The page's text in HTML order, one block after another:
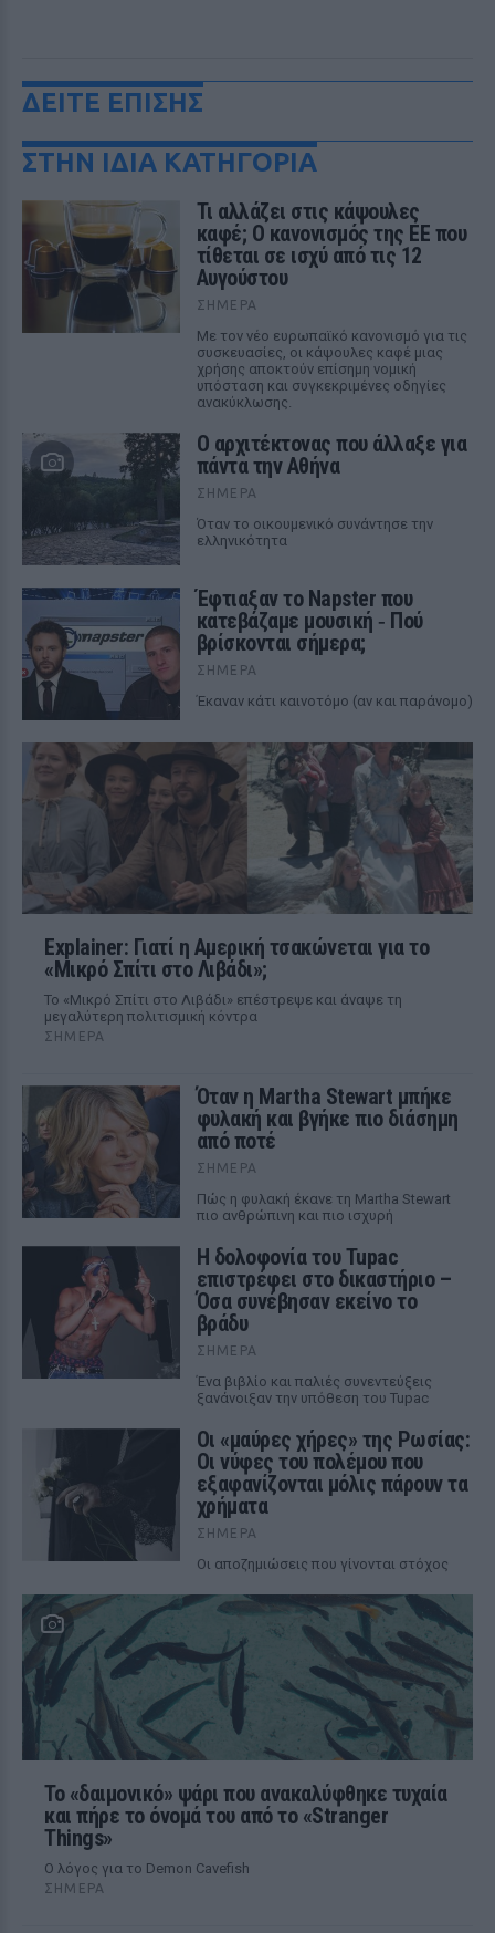
ΔΕΙΤΕ ΕΠΙΣΗΣ
ΣΤΗΝ ΙΔΙΑ ΚΑΤΗΓΟΡΙΑ
Τι αλλάζει στις κάψουλες
καφέ; Ο κανονισμός της ΕΕ που
τίθεται σε ισχύ από τις 12
Αυγούστου
ΣΉΜΕΡΑ
Με τον νέο ευρωπαϊκό κανονισμό για τις
συσκευασίες, οι κάψουλες καφέ μιας
χρήσης αποκτούν επίσημη νομική
υπόσταση και συγκεκριμένες οδηγίες
ανακύκλωσης.
Ο αρχιτέκτονας που άλλαξε για
πάντα την Αθήνα
ΣΉΜΕΡΑ
Όταν το οικουμενικό συνάντησε την
ελληνικότητα
Έφτιαξαν το Napster που
κατεβάζαμε μουσική ‑ Πού
βρίσκονται σήμερα;
ΣΉΜΕΡΑ
Έκαναν κάτι καινοτόμο (αν και παράνομο)
Explainer: Γιατί η Αμερική τσακώνεται για το
«Μικρό Σπίτι στο Λιβάδι»;
Το «Μικρό Σπίτι στο Λιβάδι» επέστρεψε και άναψε τη
μεγαλύτερη πολιτισμική κόντρα
ΣΉΜΕΡΑ
Όταν η Martha Stewart μπήκε
φυλακή και βγήκε πιο διάσημη
από ποτέ
ΣΉΜΕΡΑ
Πώς η φυλακή έκανε τη Martha Stewart
πιο ανθρώπινη και πιο ισχυρή
Η δολοφονία του Tupac
επιστρέφει στο δικαστήριο –
Όσα συνέβησαν εκείνο το
βράδυ
ΣΉΜΕΡΑ
Ένα βιβλίο και παλιές συνεντεύξεις
ξανάνοιξαν την υπόθεση του Tupac
Οι «μαύρες χήρες» της Ρωσίας:
Οι νύφες του πολέμου που
εξαφανίζονται μόλις πάρουν τα
χρήματα
ΣΉΜΕΡΑ
Οι αποζημιώσεις που γίνονται στόχος
Το «δαιμονικό» ψάρι που ανακαλύφθηκε τυχαία
και πήρε το όνομά του από το «Stranger
Things»
Ο λόγος για το Demon Cavefish
ΣΉΜΕΡΑ